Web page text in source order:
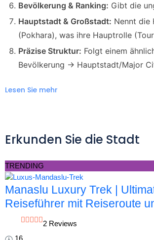
Bevölkerung & Ranking: Gibt die
Hauptstadt & Großstadt: Nennt die
(Pokhara), was ihre Hauptrolle
Präzise Struktur: Folgt einem
Bevölkerung -> Hauptstadt/Major
Lesen Sie mehr
Erkunden Sie die Stadt
TRENDING
Manaslu Luxury Trek |
Reiseführer mit Reiseroute
2 Reviews